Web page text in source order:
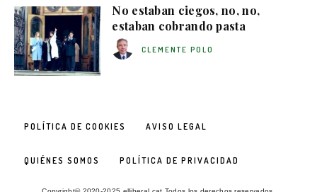
No estaban ciegos, no, no,
estaban cobrando pasta
CLEMENTE POLO
POLÍTICA DE COOKIES AVISO LEGAL
QUIÉNES SOMOS POLÍTICA DE PRIVACIDAD